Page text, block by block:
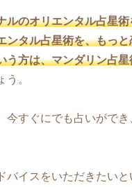
ルのオリエンタル占星
ンタル占星術を、もっ
う方は、マンダリン占
う。
今すぐにでも占いがで
バイスをいただきたい